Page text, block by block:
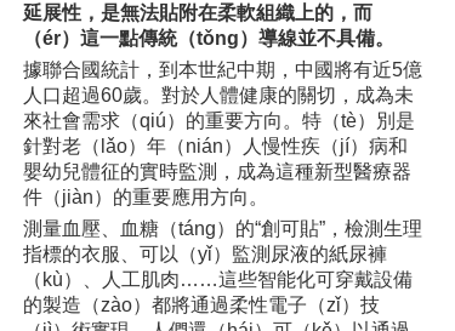
延展性，是無法貼附在柔軟組織上的，而
（ér）這一點傳統（tǒng）導線並不具備。
據聯合國統計，到本世紀中期，中國將有近5億
人口超過60歲。對於人體健康的關切，成為未
來社會需求（qiú）的重要方向。特（tè）別是
針對老（lǎo）年（nián）人慢性疾（jí）病和
嬰幼兒體征的實時監測，成為這種新型醫療器
件（jiàn）的重要應用方向。
測量血壓、血糖（táng）的“創可貼”，檢測生理
指標的衣服、可以（yǐ）監測尿液的紙尿褲
（kù）、人工肌肉……這些智能化可穿戴設備
的製造（zào）都將通過柔性電子（zǐ）技